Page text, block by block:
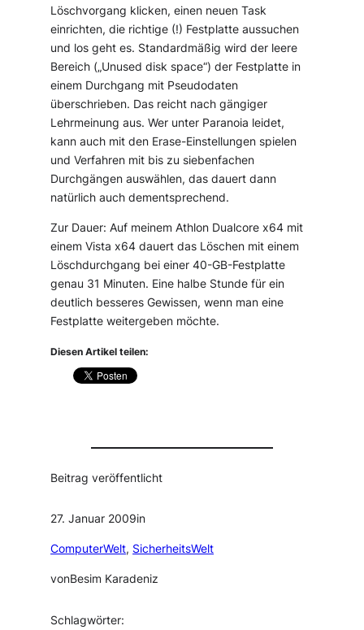
Löschvorgang klicken, einen neuen Task
einrichten, die richtige (!) Festplatte aussuchen
und los geht es. Standardmäßig wird der leere
Bereich („Unused disk space“) der Festplatte in
einem Durchgang mit Pseudodaten
überschrieben. Das reicht nach gängiger
Lehrmeinung aus. Wer unter Paranoia leidet,
kann auch mit den Erase-Einstellungen spielen
und Verfahren mit bis zu siebenfachen
Durchgängen auswählen, das dauert dann
natürlich auch dementsprechend.
Zur Dauer: Auf meinem Athlon Dualcore x64 mit
einem Vista x64 dauert das Löschen mit einem
Löschdurchgang bei einer 40-GB-Festplatte
genau 31 Minuten. Eine halbe Stunde für ein
deutlich besseres Gewissen, wenn man eine
Festplatte weitergeben möchte.
Diesen Artikel teilen:
Beitrag veröffentlicht
27. Januar 2009in
ComputerWelt, SicherheitsWelt
vonBesim Karadeniz
Schlagwörter: